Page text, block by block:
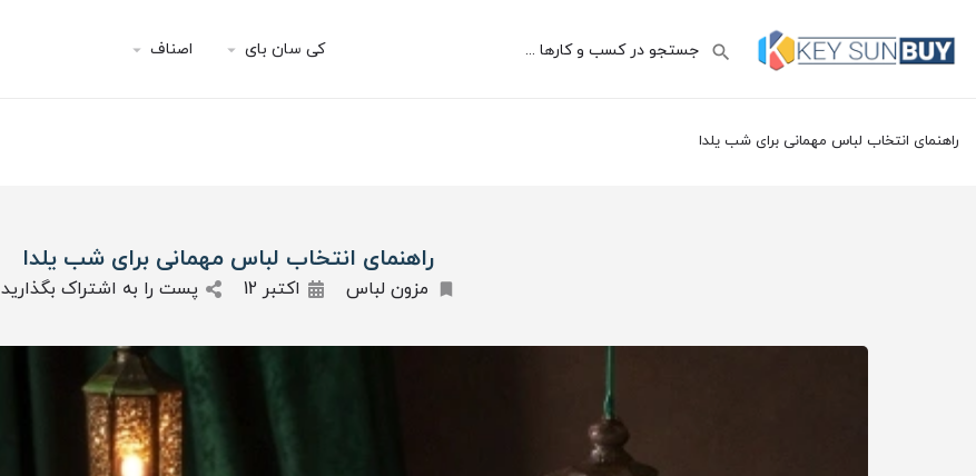
کی سان بای اصناف
راهنمای انتخاب لباس مهمانی برای شب یلدا
راهنمای انتخاب لباس مهمانی برای شب یلدا
مزون لباس اکتبر 12 پست را به اشتراک بگذارید